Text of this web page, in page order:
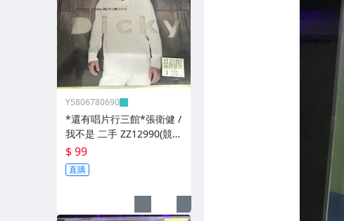
Y5806780690
*還有唱片行三館*張衛健 /
我不是 二手 ZZ12990(競
標)(補單
$ 99
直購